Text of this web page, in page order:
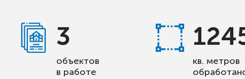
3
объектов
в работе
кв. метров